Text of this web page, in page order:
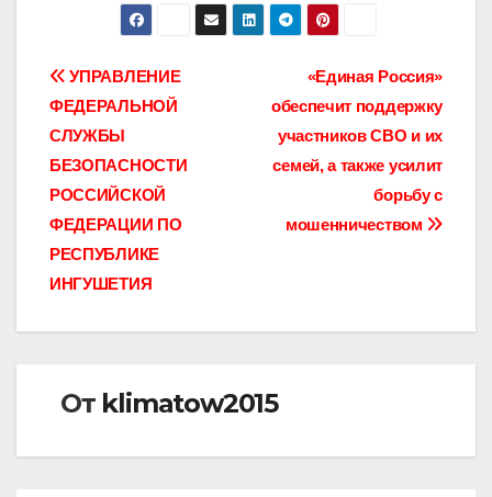
Навигация
по
записям
«Единая Россия»
обеспечит поддержку
участников СВО и их
семей, а также усилит
борьбу с
мошенничеством
УПРАВЛЕНИЕ
ФЕДЕРАЛЬНОЙ
СЛУЖБЫ
БЕЗОПАСНОСТИ
РОССИЙСКОЙ
ФЕДЕРАЦИИ ПО
РЕСПУБЛИКЕ
ИНГУШЕТИЯ
От klimatow2015